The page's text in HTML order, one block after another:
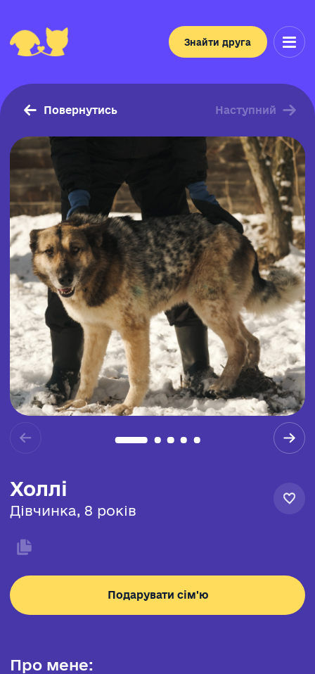
Знайти друга
Повернутись Наступний
Холлі
Дівчинка, 8 років
Подарувати сім'ю
Про мене: